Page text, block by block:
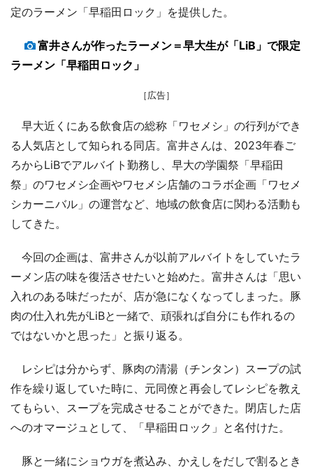
定のラーメン「早稲田ロック」を提供した。
富井さんが作ったラーメン＝早大生が「LiB」で限定
ラーメン「早稲田ロック」
［広告］
早大近くにある飲食店の総称「ワセメシ」の行列ができ
る人気店として知られる同店。富井さんは、2023年春ご
ろからLiBでアルバイト勤務し、早大の学園祭「早稲田
祭」のワセメシ企画やワセメシ店舗のコラボ企画「ワセメ
シカーニバル」の運営など、地域の飲食店に関わる活動も
してきた。
今回の企画は、富井さんが以前アルバイトをしていたラ
ーメン店の味を復活させたいと始めた。富井さんは「思い
入れのある味だったが、店が急になくなってしまった。豚
肉の仕入れ先がLiBと一緒で、頑張れば自分にも作れるの
ではないかと思った」と振り返る。
レシピは分からず、豚肉の清湯（チンタン）スープの試
作を繰り返していた時に、元同僚と再会してレシピを教え
てもらい、スープを完成させることができた。閉店した店
へのオマージュとして、「早稲田ロック」と名付けた。
豚と一緒にショウガを煮込み、かえしをだしで割るとき